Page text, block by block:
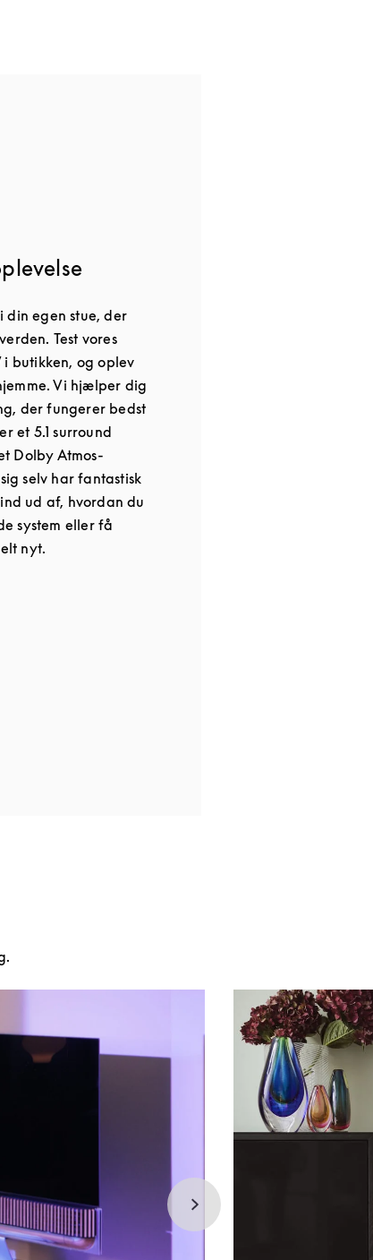
din egen stue, der
Test vores
butikken, og oplev
Vi hjælper dig
der fungerer bedst
et 5.1 surround
Dolby Atmos-
selv har fantastisk
ud af, hvordan du
system eller få
nyt.
Tab